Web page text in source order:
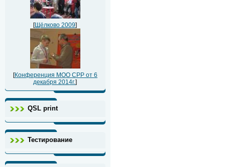
[Щёлково 2009]
[Конференция МОО СРР от 6
декабря 2014г.]
QSL print
Тестирование